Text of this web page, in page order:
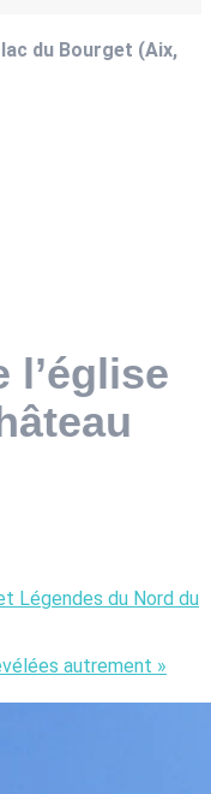
du Bourget (Aix,
l’église
Légendes du Nord du
autrement »